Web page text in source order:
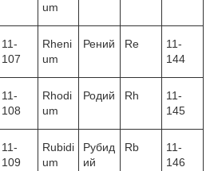
um
11-
107
Rheni
um
Рений Re
11-
144
11-
108
Rhodi
um
Родий Rh
11-
145
11-
109
Rubidi
um
Рубид
ий
Rb
11-
146